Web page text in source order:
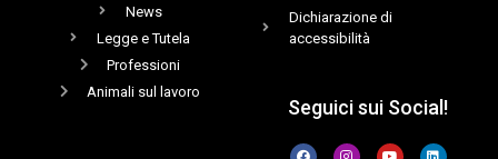
News
Legge e Tutela
Professioni
Animali sul lavoro
Dichiarazione di
accessibilità
Seguici sui Social!